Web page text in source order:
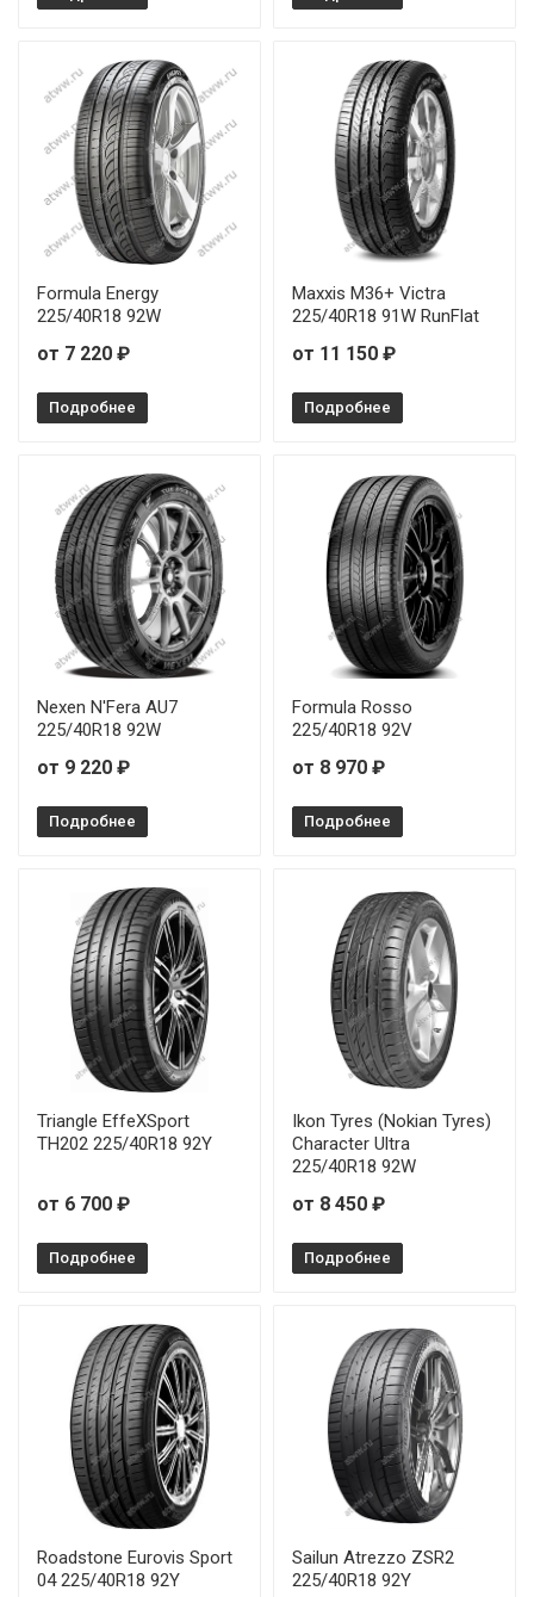
Formula Energy
225/40R18 92W
от 7 220 ₽
Подробнее
Maxxis M36+ Victra
225/40R18 91W RunFlat
от 11 150 ₽
Подробнее
Nexen N'Fera AU7
225/40R18 92W
от 9 220 ₽
Подробнее
Formula Rosso
225/40R18 92V
от 8 970 ₽
Подробнее
Triangle EffeXSport
TH202 225/40R18 92Y
от 6 700 ₽
Подробнее
Ikon Tyres (Nokian Tyres)
Character Ultra
225/40R18 92W
от 8 450 ₽
Подробнее
Roadstone Eurovis Sport
04 225/40R18 92Y
Sailun Atrezzo ZSR2
225/40R18 92Y